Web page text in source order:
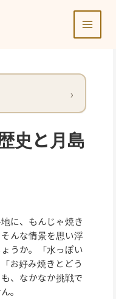
史と月島
に、もんじゃ焼き
んな情景を思い浮
うか。「水っぽい
お好み焼きとどう
、なかなか挑戦で
。